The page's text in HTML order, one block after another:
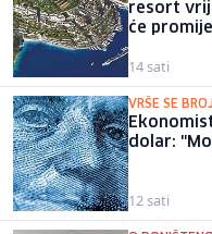
resort
će
14 sati
VRŠE SE
dolar:
12 sati